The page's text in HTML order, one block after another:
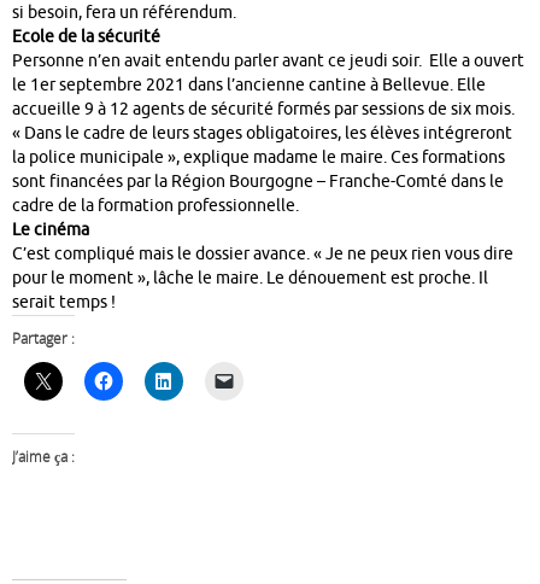
si besoin, fera un référendum.
Ecole de la sécurité
Personne n’en avait entendu parler avant ce jeudi soir. Elle a ouvert
le 1er septembre 2021 dans l’ancienne cantine à Bellevue. Elle
accueille 9 à 12 agents de sécurité formés par sessions de six mois.
« Dans le cadre de leurs stages obligatoires, les élèves intégreront
la police municipale », explique madame le maire. Ces formations
sont financées par la Région Bourgogne – Franche-Comté dans le
cadre de la formation professionnelle.
Le cinéma
C’est compliqué mais le dossier avance. « Je ne peux rien vous dire
pour le moment », lâche le maire. Le dénouement est proche. Il
serait temps !
Partager :
J’aime ça :